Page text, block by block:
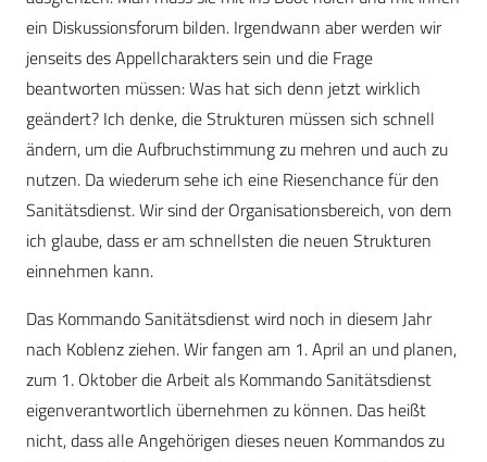
ein Diskussionsforum bilden. Irgendwann aber werden wir
jenseits des Appellcharakters sein und die Frage
beantworten müssen: Was hat sich denn jetzt wirklich
geändert? Ich denke, die Strukturen müssen sich schnell
ändern, um die Aufbruchstimmung zu mehren und auch zu
nutzen. Da wiederum sehe ich eine Riesenchance für den
Sanitätsdienst. Wir sind der Organisationsbereich, von dem
ich glaube, dass er am schnellsten die neuen Strukturen
einnehmen kann.
Das Kommando Sanitätsdienst wird noch in diesem Jahr
nach Koblenz ziehen. Wir fangen am 1. April an und planen,
zum 1. Oktober die Arbeit als Kommando Sanitätsdienst
eigenverantwortlich übernehmen zu können. Das heißt
nicht, dass alle Angehörigen dieses neuen Kommandos zu